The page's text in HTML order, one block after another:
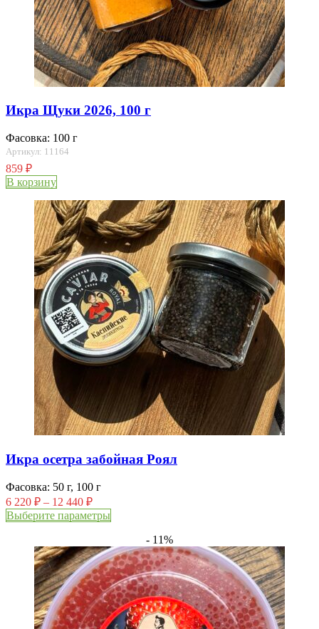
Икра Щуки 2026, 100 г
Фасовка: 100 г
Артикул: 11164
859 ₽
В корзину
Икра осетра забойная Роял
Фасовка: 50 г, 100 г
6 220 ₽ – 12 440 ₽
Выберите параметры
- 11%